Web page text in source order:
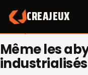
content
CREAJEUX
Même les
industrialisés